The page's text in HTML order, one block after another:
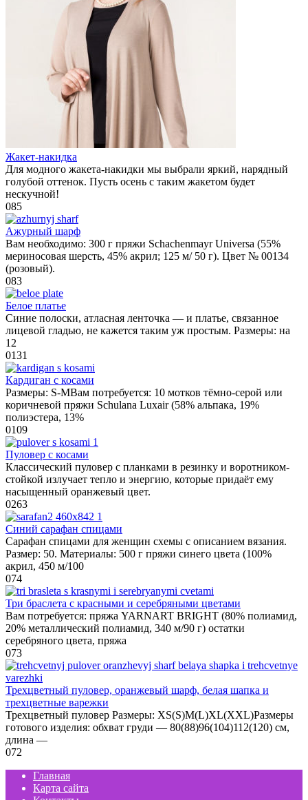
Жакет-накидка
Для модного жакета-накидки мы выбрали яркий, нарядный
голубой оттенок. Пусть осень с таким жакетом будет
нескучной!
085
Ажурный шарф
Вам необходимо: 300 г пряжи Schachenmayr Universa (55%
мериносовая шерсть, 45% акрил; 125 м/ 50 г). Цвет № 00134
(розовый).
083
Белое платье
Синие полоски, атласная ленточка — и платье, связанное
лицевой гладью, не кажется таким уж простым. Размеры: на
12
0131
Кардиган с косами
Размеры: S-MВам потребуется: 10 мотков тёмно-серой или
коричневой пряжи Schulana Luxair (58% альпака, 19%
полиэстера, 13%
0109
Пуловер с косами
Классический пуловер с планками в резинку и воротником-
стойкой излучает тепло и энергию, которые придаёт ему
насыщенный оранжевый цвет.
0263
Синий сарафан спицами
Сарафан спицами для женщин схемы с описанием вязания.
Размер: 50. Материалы: 500 г пряжи синего цвета (100%
акрил, 450 м/100
074
Три браслета с красными и серебряными цветами
Вам потребуется: пряжа YARNART BRIGHT (80% полиамид,
20% металлический полиамид, 340 м/90 г) остатки
серебряного цвета, пряжа
073
Трехцветный пуловер, оранжевый шарф, белая шапка и
трехцветные варежки
Трехцветный пуловер Размеры: XS(S)M(L)XL(XXL)Размеры
готового изделия: обхват груди — 80(88)96(104)112(120) см,
длина —
072
Главная
Карта сайта